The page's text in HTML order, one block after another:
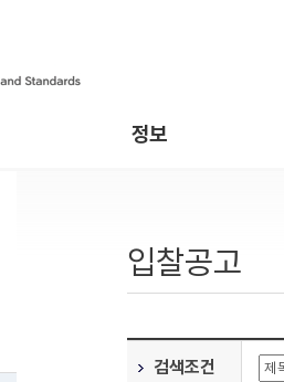
정보
입찰공고
검색조건